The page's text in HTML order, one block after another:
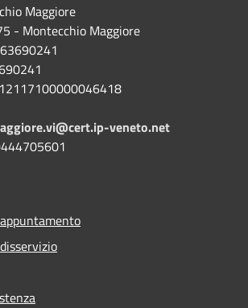
Maggiore
- Montecchio Maggiore
veneto.net